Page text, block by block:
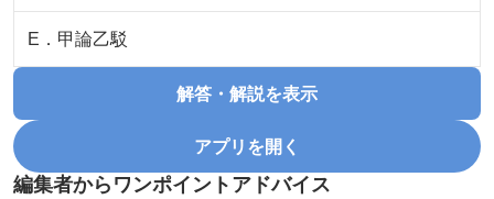
E ． 甲論乙駁
解答・解説を表示
アプリを開く
編集者からワンポイントアドバイス